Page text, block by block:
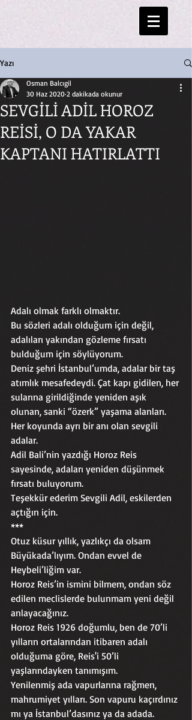
Yazı
SEVGİLİ ADİL HOROZ
REİSİ, O DA YAKAR
KAPTANI HATIRLATTI
Osman Balcıgil
30 Haz 2020 2 dakikada okunur
Adalı olmak farklı olmaktır.
Bu sözleri adalı olduğum için değil,
adalıları yakından gözleme fırsatı
bulduğum için söylüyorum.
Deniz şehri İstanbul’umda, adalar bir taş
atımlık mesafedeydi. Çat kapı gidilen, her
sularına girildiğinde yeniden aşık
olunan, sanki “özerk” yaşama alanları.
Her koyunda ayrı bir anı olan sevgili
adalar.
Adil Bali’nin yazdığı Horoz Reis
sayesinde, adaları yeniden düşünmek
fırsatı buluyorum.
Teşekkür ederim Sevgili Adil, eskilerden
açtığın için.
***
Otuz küsur yıllık, yazlıkçı da olsam
Büyükada’lıyım. Ondan evvel de
Heybeli’liğim var.
Horoz Reis’in ismini bilmem, ondan söz
edilen meclislerde bulunmam yeni değil
anlayacağınız.
Horoz Reis 1926 doğumlu, ben de 70’li
yılların ortalarından itibaren adalı
olduğuma göre, Reis'i 50’li
yaşlarındayken tanımışım.
Yenilenmiş ada vapurlarına rağmen,
mahrumiyet yılları. Son vapuru kaçırdınız
mı ya İstanbul’dasınız ya da adada.